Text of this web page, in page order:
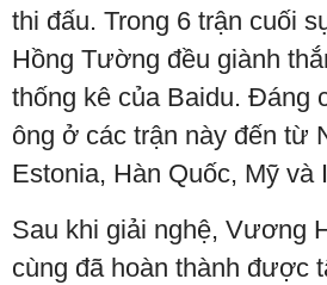
thi đấu. Trong 6 trận cuối
Hồng Tường đều giành
thống kê của Baidu. Đáng
ông ở các trận này đến từ
Estonia, Hàn Quốc, Mỹ và
Sau khi giải nghệ, Vương
cùng đã hoàn thành được